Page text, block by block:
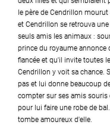
le père de Cendrillon
et Cendrillon se retrouva
seuls amis les animaux :
prince du royaume annonce
fiancée et qu'il invite toutes
Cendrillon y voit sa chance.
pas et lui donne beaucoup
compter sur ses amis souris
pour lui faire une robe de
tombe amoureux d'elle.